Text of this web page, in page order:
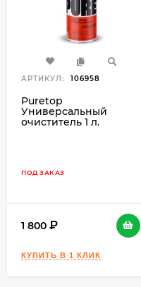
АРТИКУЛ: 106958
Puretop
Универсальный
очиститель 1 л.
ПОД ЗАКАЗ
1 800